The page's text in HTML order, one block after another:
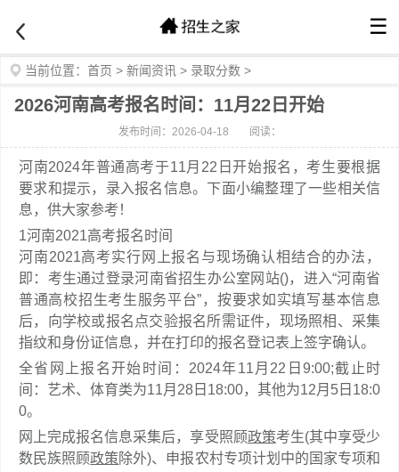
☰
当前位置： 首页 > 新闻资讯 > 录取分数 >
2026河南高考报名时间：11月22日开始
发布时间：2026-04-18 阅读：
河南2024年普通高考于11月22日开始报名，考生要根据
要求和提示，录入报名信息。下面小编整理了一些相关信
息，供大家参考！
1河南2021高考报名时间
河南2021高考实行网上报名与现场确认相结合的办法，
即：考生通过登录河南省招生办公室网站()，进入“河南省
普通高校招生考生服务平台”，按要求如实填写基本信息
后，向学校或报名点交验报名所需证件，现场照相、采集
指纹和身份证信息，并在打印的报名登记表上签字确认。
全省网上报名开始时间：2024年11月22日9:00;截止时
间：艺术、体育类为11月28日18:00，其他为12月5日18:0
0。
网上完成报名信息采集后，享受照顾政策考生(其中享受少
数民族照顾政策除外)、申报农村专项计划中的国家专项和